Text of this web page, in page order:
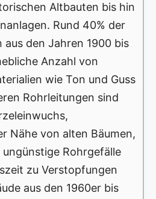
Altbauten bis hin
Rund 40% der
aus den Jahren 1900 bis
Anzahl von
wie Ton und Guss
Rohrleitungen sind
Nähe von alten Bäumen,
Rohrgefälle
zu Verstopfungen
aus den 1960er bis